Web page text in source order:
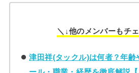
＼↓他のメンバーもチ
津田祥(タックル)は何者？年齢